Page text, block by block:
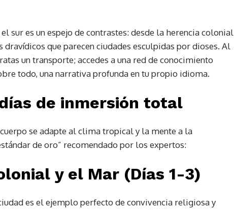
sur es un espejo de contrastes: desde la herencia colonial
que parecen ciudades esculpidas por dioses. Al
un transporte; accedes a una red de conocimiento
todo, una narrativa profunda en tu propio idioma.
de inmersión total
se adapte al clima tropical y la mente a la
de oro” recomendado por los expertos:
y el Mar (Días 1-3)
es el ejemplo perfecto de convivencia religiosa y